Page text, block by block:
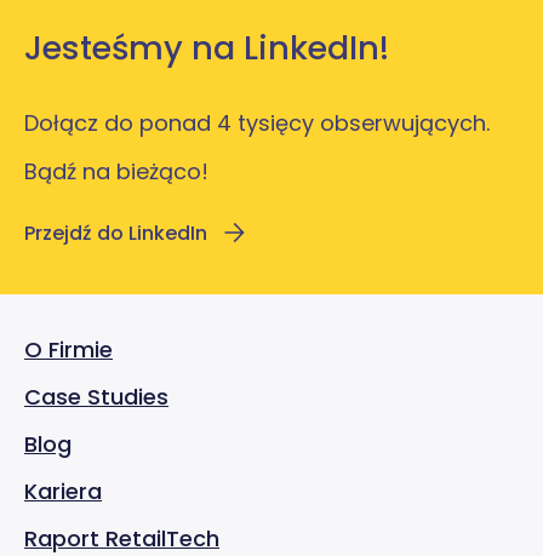
Jesteśmy na LinkedIn!
Dołącz do ponad 4 tysięcy obserwujących.
Bądź na bieżąco!
Przejdź do LinkedIn
O Firmie
Case Studies
Blog
Kariera
Raport RetailTech